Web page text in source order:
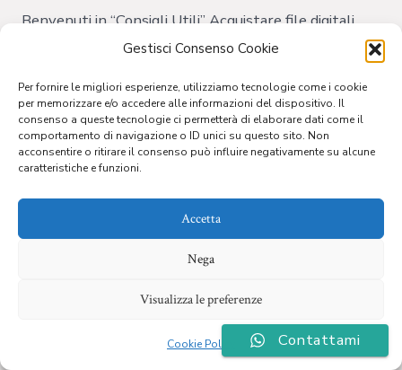
Gestisci Consenso Cookie
Per fornire le migliori esperienze, utilizziamo tecnologie come i cookie
per memorizzare e/o accedere alle informazioni del dispositivo. Il
consenso a queste tecnologie ci permetterà di elaborare dati come il
comportamento di navigazione o ID unici su questo sito. Non
acconsentire o ritirare il consenso può influire negativamente su alcune
caratteristiche e funzioni.
Accetta
Nega
Visualizza le preferenze
Cookie Policy
Benvenuti in “Consigli Utili” Acquistare file digitali
anziché poster cartacei presenta numerosi vantaggi.
tuo poster secondo le tue preferenze: puoi scegliere
le dimensioni, il materiale e aggiungere testi unici.
Inoltre, i file digitali possono essere utilizzati in
a brochure, volantini, biglietti […]
Contattami